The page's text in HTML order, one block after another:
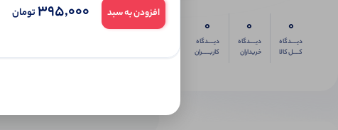
0
دیــــدگاه
کــــل کالا
0
دیــــدگاه
خریداران
0
دیــــدگاه
کاربـــــران
افزودن به سبد 395,000تومان